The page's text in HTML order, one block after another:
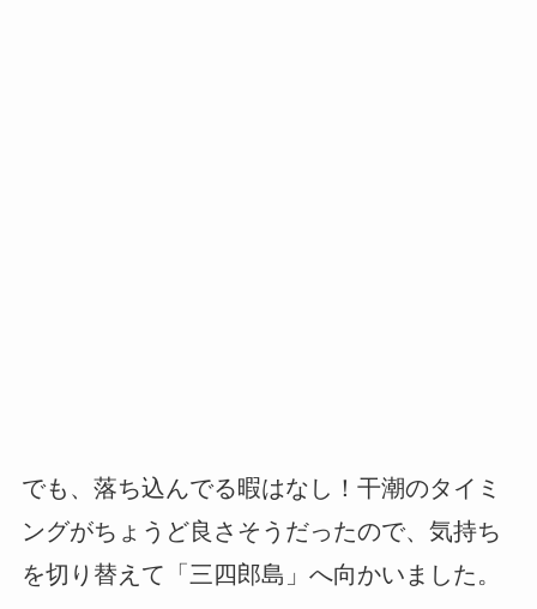
でも、落ち込んでる暇はなし！干潮のタイミ
ングがちょうど良さそうだったので、気持ち
を切り替えて「三四郎島」へ向かいました。